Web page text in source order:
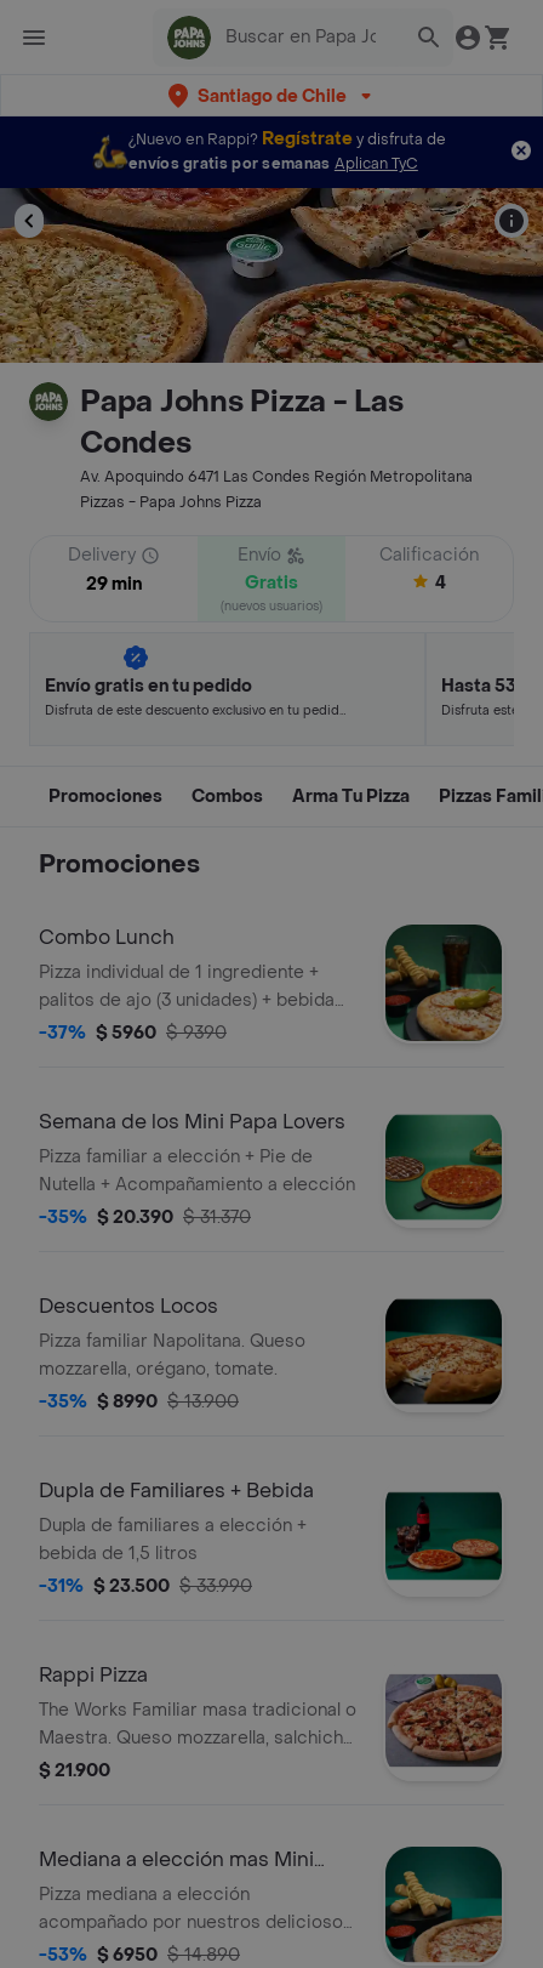
Santiago de Chile
¿Nuevo en Rappi? Regístratey disfruta de
envíos gratis por semanas Aplican TyC
Papa Johns Pizza - Las
Condes
Av. Apoquindo 6471 Las Condes Región Metropolitana
Pizzas - Papa Johns Pizza
Delivery
29 min
Envío
Gratis
(nuevos usuarios)
Calificación
4
Envío gratis en tu pedido
Disfruta de este descuento exclusivo en tu pedido
Hasta 53%
Disfruta este
Promociones Combos Arma Tu Pizza Pizzas
Promociones
Combo Lunch
Pizza individual de 1 ingrediente +
palitos de ajo (3 unidades) + bebida
en lata.
-37% $ 5960 $ 9390
Semana de los Mini Papa Lovers
Pizza familiar a elección + Pie de
Nutella + Acompañamiento a elección
-35% $ 20.390 $ 31.370
Descuentos Locos
Pizza familiar Napolitana. Queso
mozzarella, orégano, tomate.
-35% $ 8990 $ 13.900
Dupla de Familiares + Bebida
Dupla de familiares a elección +
bebida de 1,5 litros
-31% $ 23.500 $ 33.990
Rappi Pizza
The Works Familiar masa tradicional o
Maestra. Queso mozzarella, salchicha
italiana, pepperoni, jamón, cebolla,
$ 21.900
Mediana a elección mas Mini
Palitos
Pizza mediana a elección
acompañado por nuestros deliciosos
mini palitos
-53% $ 6950 $ 14.890